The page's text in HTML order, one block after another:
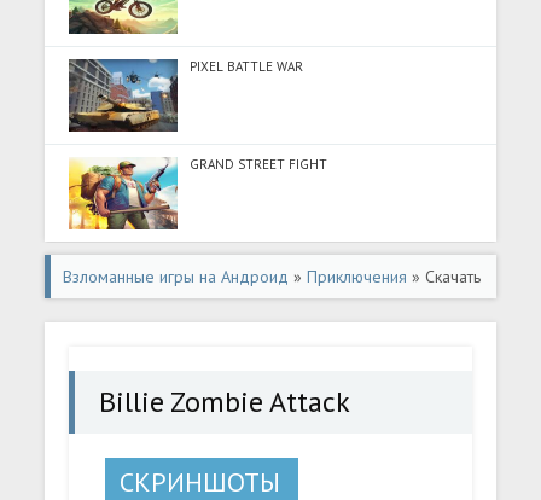
PIXEL BATTLE WAR
GRAND STREET FIGHT
Взломанные игры на Андроид »Приключения » Скачать
Billie Zombie Attack (Разблокировано все) на Андроид
Billie Zombie Attack
СКРИНШОТЫ